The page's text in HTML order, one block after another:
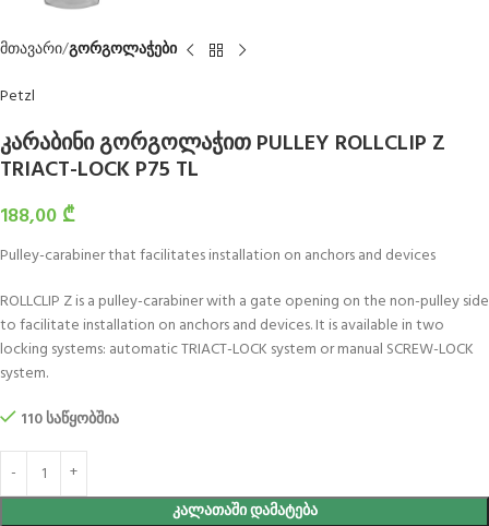
მთავარი გორგოლაჭები
Petzl
კარაბინი გორგოლაჭით PULLEY ROLLCLIP Z
TRIACT-LOCK P75 TL
188,00 ₾
Pulley-carabiner that facilitates installation on anchors and devices
ROLLCLIP Z is a pulley-carabiner with a gate opening on the non-pulley side
to facilitate installation on anchors and devices. It is available in two
locking systems: automatic TRIACT-LOCK system or manual SCREW-LOCK
system.
110 საწყობშია
ᲙᲐᲚᲐᲗᲐᲨᲘ ᲓᲐᲛᲐᲢᲔᲑᲐ